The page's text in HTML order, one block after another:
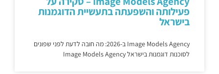
פעילותה והשפעתה בתעשיית הדוגמנות
בישראל
Image Models Agency ב-2026: מה חובה לדעת לפני שפונים
לסוכנות דוגמנות בישראל Image Models Agency